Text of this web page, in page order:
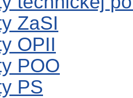
ZaSI
OPII
POO
PS